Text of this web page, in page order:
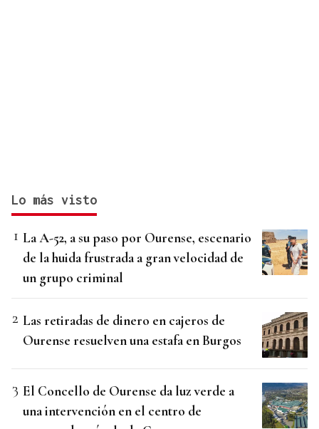
Lo más visto
La A-52, a su paso por Ourense, escenario
de la huida frustrada a gran velocidad de
un grupo criminal
Las retiradas de dinero en cajeros de
Ourense resuelven una estafa en Burgos
El Concello de Ourense da luz verde a
una intervención en el centro de